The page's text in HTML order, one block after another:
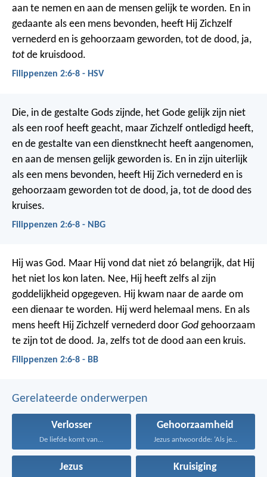
aan te nemen en aan de mensen gelijk te worden. En in
gedaante als een mens bevonden, heeft Hij Zichzelf
vernederd en is gehoorzaam geworden, tot de dood, ja,
tot de kruisdood.
Filippenzen 2:6-8 - HSV
Die, in de gestalte Gods zijnde, het Gode gelijk zijn niet
als een roof heeft geacht, maar Zichzelf ontledigd heeft,
en de gestalte van een dienstknecht heeft aangenomen,
en aan de mensen gelijk geworden is. En in zijn uiterlijk
als een mens bevonden, heeft Hij Zich vernederd en is
gehoorzaam geworden tot de dood, ja, tot de dood des
kruises.
Filippenzen 2:6-8 - NBG
Hij was God. Maar Hij vond dat niet zó belangrijk, dat Hij
het niet los kon laten. Nee, Hij heeft zelfs al zijn
goddelijkheid opgegeven. Hij kwam naar de aarde om
een dienaar te worden. Hij werd helemaal mens. En als
mens heeft Hij Zichzelf vernederd door God gehoorzaam
te zijn tot de dood. Ja, zelfs tot de dood aan een kruis.
Filippenzen 2:6-8 - BB
Gerelateerde onderwerpen
Verlosser
De liefde komt van...
Gehoorzaamheid
Jezus antwoordde: ‘Als je...
Jezus Kruisiging